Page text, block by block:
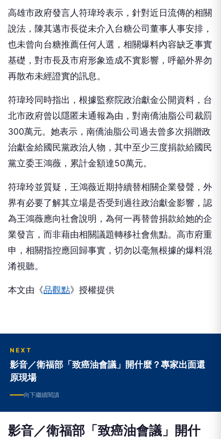
高雄市政府發言人符瑋玲表示，針對近日流傳的相關
說法，陳其邁市長從未介入台糖公司董事人事安排，
也未曾向台糖推薦任何人選，相關爆料內容缺乏事實
基礎，對市長及市府形象造成不實影響，呼籲外界勿
再散布未經證實的訊息。
符瑋玲同時指出，根據監察院政治獻金公開資料，台
北市政府曾以隱匿未通報為由，對南僑油脂公司裁罰
300萬元。她表示，南僑油脂公司過去曾多次捐贈政
治獻金給國民黨政治人物，其中至少三度捐款給國民
黨立委王鴻薇，累計金額達50萬元。
符瑋玲並質疑，王鴻薇近期持續替相關企業發聲，外
界有必要了解其立場是否受到過往政治獻金影響，認
為王鴻薇應向社會說明，為何一再替曾捐款給她的企
業發言，而非藉由相關議題轉移社會焦點。高市府重
申，相關指控應回歸事實，切勿以毫無根據的爆料混
淆視聽。
本文由《品觀點》授權提供
NEXT
影音／衛福部「致癌油會議」開什麼？專家出面還
原現場
向下繼續閱讀
影音／衛福部「致癌油會議」開什